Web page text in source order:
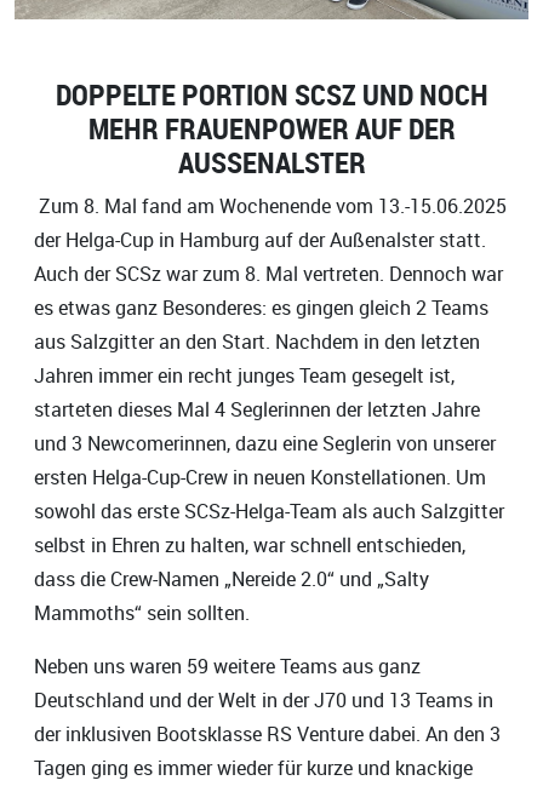
DOPPELTE PORTION SCSZ UND NOCH
MEHR FRAUENPOWER AUF DER
AUSSENALSTER
Zum 8. Mal fand am Wochenende vom 13.-15.06.2025
der Helga-Cup in Hamburg auf der Außenalster statt.
Auch der SCSz war zum 8. Mal vertreten. Dennoch war
es etwas ganz Besonderes: es gingen gleich 2 Teams
aus Salzgitter an den Start. Nachdem in den letzten
Jahren immer ein recht junges Team gesegelt ist,
starteten dieses Mal 4 Seglerinnen der letzten Jahre
und 3 Newcomerinnen, dazu eine Seglerin von unserer
ersten Helga-Cup-Crew in neuen Konstellationen. Um
sowohl das erste SCSz-Helga-Team als auch Salzgitter
selbst in Ehren zu halten, war schnell entschieden,
dass die Crew-Namen „Nereide 2.0“ und „Salty
Mammoths“ sein sollten.
Neben uns waren 59 weitere Teams aus ganz
Deutschland und der Welt in der J70 und 13 Teams in
der inklusiven Bootsklasse RS Venture dabei. An den 3
Tagen ging es immer wieder für kurze und knackige